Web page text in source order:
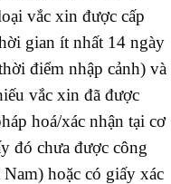
vắc xin được cấp
gian ít nhất 14 ngày
điểm nhập cảnh) và
vắc xin đã được
hoá/xác nhận tại cơ
đó chưa được công
hoặc có giấy xác